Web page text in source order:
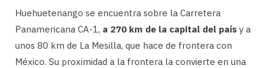
Huehuetenango se encuentra sobre la Carretera
Panamericana CA-1, a 270 km de la capital del país y a
unos 80 km de La Mesilla, que hace de frontera con
México. Su proximidad a la frontera la convierte en una